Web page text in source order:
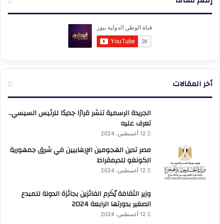
أخر المقالات
الجريدة الرسمية تنشر قرارًا جديدًا للرئيس السيسي..
تعرف عليه
12 أغسطس، 2024
مصر تدين الهجومين الإرهابيين في شرق جمهورية
الكونغو للديمقراط
12 أغسطس، 2024
وزير الثقافة يُكَرم الفائزين بجائزة الدولة للمبدع
الصغير بدورتها الرابعة 2024
12 أغسطس، 2024